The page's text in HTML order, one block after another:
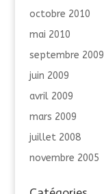
octobre 2010
mai 2010
septembre 2009
juin 2009
avril 2009
mars 2009
juillet 2008
novembre 2005